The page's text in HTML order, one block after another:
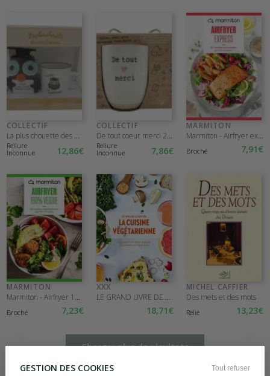
COLLECTIF
La plus chouette des maîtresses
Reliure
Inconnue
12,86€
COLLECTIF
De tout coeur merci 2026
Reliure
Inconnue
7,86€
MARMITON
Marmiton - Airfryer express - 60 recettes plus rapides qu'une...
Broché 7,91€
MARMITON
Marmiton - Airfryer 100% Veggie - 60 recettes végétariennes rapides...
Broché 7,23€
XXX
LE GRAND LIVRE DE LA CUISINE VEGETARIENN
18,71€
MICHEL CAFFIER
Des mets et des mots
Relié 13,23€
Charger plus de résultats
Tout refuser
GESTION DES COOKIES